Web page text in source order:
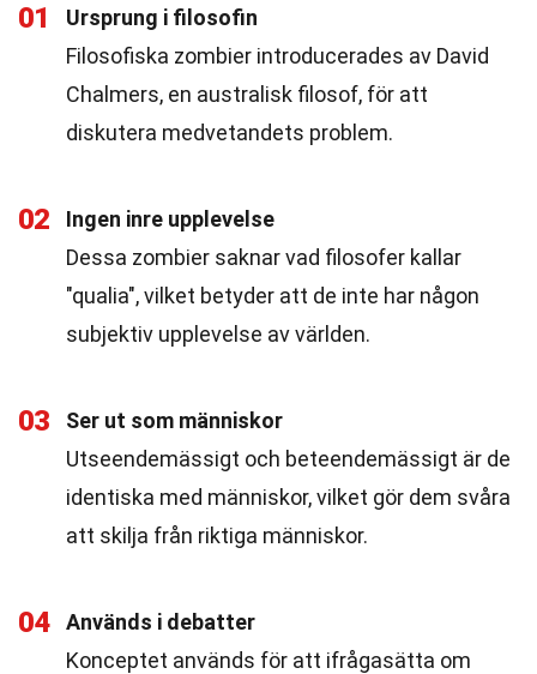
01
Ursprung i filosofin
Filosofiska zombier introducerades av David
Chalmers, en australisk filosof, för att
diskutera medvetandets problem.
02
Ingen inre upplevelse
Dessa zombier saknar vad filosofer kallar
"qualia", vilket betyder att de inte har någon
subjektiv upplevelse av världen.
03
Ser ut som människor
Utseendemässigt och beteendemässigt är de
identiska med människor, vilket gör dem svåra
att skilja från riktiga människor.
04
Används i debatter
Konceptet används för att ifrågasätta om